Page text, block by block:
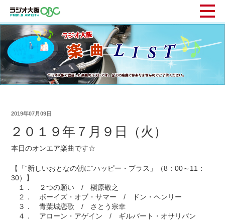
2019年07月09日
２０１９年７月９日（火）
本日のオンエア楽曲です☆
【「“新しいおとなの朝に”ハッピー・プラス」（8：00～11：
30）】
１． ２つの願い / 槇原敬之
２． ボーイズ・オブ・サマー / ドン・ヘンリー
３． 青葉城恋歌 / さとう宗幸
４． アローン・アゲイン / ギルバート・オサリバン